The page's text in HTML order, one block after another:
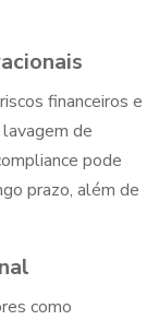
financeiros e
lavagem de
pode
prazo, além de
como